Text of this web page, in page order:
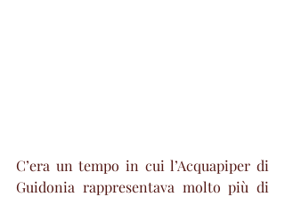
C’era un tempo in cui l’Acquapiper di
Guidonia rappresentava molto più di